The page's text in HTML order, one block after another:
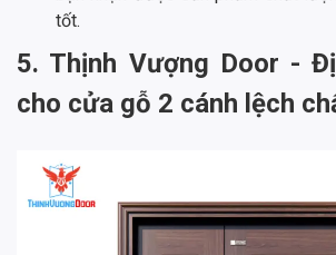
tốt.
5. Thịnh Vượng Door -
cho cửa gỗ 2 cánh lệch